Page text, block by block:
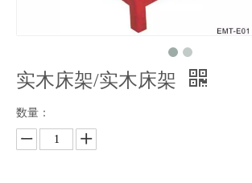
实木床架/实木床架
数量：